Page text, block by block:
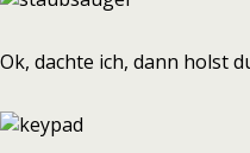
Ok, dachte ich, dann holst